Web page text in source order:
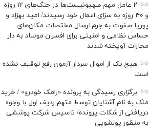
۲ عامل مهم صهیونیست‌ها در جنگ‌های ۱۲ روزه
و ۴۰ روزه به سزای اعمال خود رسیدند/ امید بهزاد و
پوریا صفوت به جرم ارسال مختصات مکان‌های
حساس نظامی و امنیتی برای افسران موساد به دار
مجازات آویخته شدند
هیچ یک از اموال سردار آزمون رفع توقیف نشده
است
برگزاری رسیدگی به پرونده «رامک خودرو» / خرید
ملک به نام آشنایان توسط متهم ردیف اول با وجوه
دریافتی از شکات پرونده/ تاسیس شرکت پوششی
به منظور پولشویی